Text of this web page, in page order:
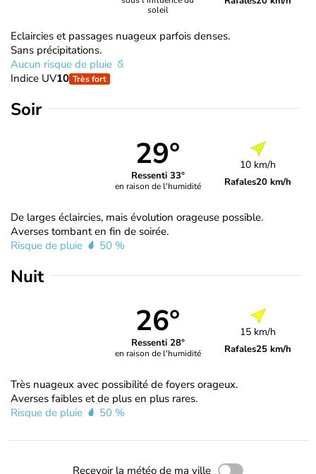
soleil
Eclaircies et passages nuageux parfois denses.
Sans précipitations.
Aucun risque de pluie
Indice UV10 Très fort
Soir
29°
Ressenti 33°
en raison de l'humidité
10 km/h
Rafales20 km/h
De larges éclaircies, mais évolution orageuse possible.
Averses tombant en fin de soirée.
Risque de pluie
50 %
Nuit
26°
Ressenti 28°
en raison de l'humidité
15 km/h
Rafales25 km/h
Très nuageux avec possibilité de foyers orageux.
Averses faibles et de plus en plus rares.
Risque de pluie
50 %
Recevoir la météo de ma ville